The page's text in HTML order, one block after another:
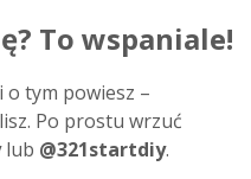
To wspaniale!
o tym powiesz –
Po prostu wrzuć
lub @321startdiy.